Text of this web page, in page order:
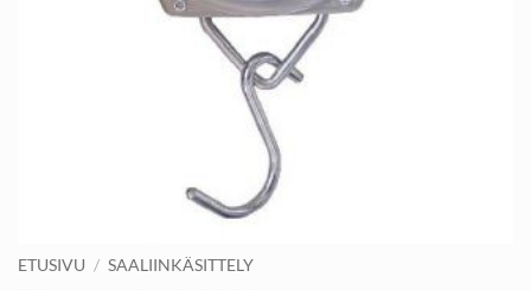
ETUSIVU / SAALIINKÄSITTELY